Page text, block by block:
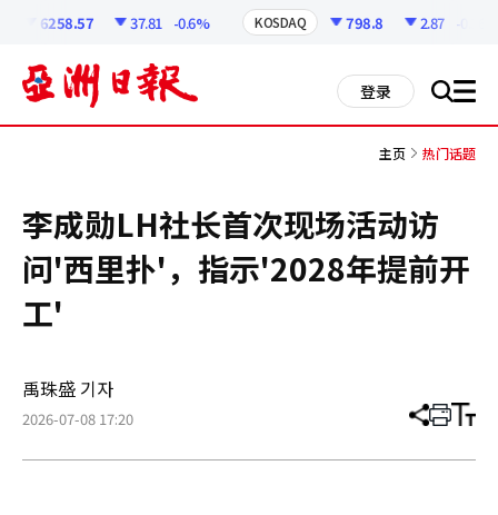
6258.57 37.81 -0.6% KOSDAQ 798.8 2.87 -0.36%
登录 搜 all
主页 热门话题
李成勋LH社长首次现场活动访
问'西里扑'，指示'2028年提前开
工'
禹珠盛 기자
2026-07-08 17:20 分
章
打 调
小